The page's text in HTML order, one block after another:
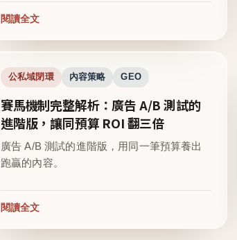
閱讀全文
公私域閉環 內容策略 GEO
賽馬機制完整解析：廣告 A/B 測試的
進階版，讓同預算 ROI 翻三倍
廣告 A/B 測試的進階版，用同一筆預算養出
跑贏的內容。
閱讀全文